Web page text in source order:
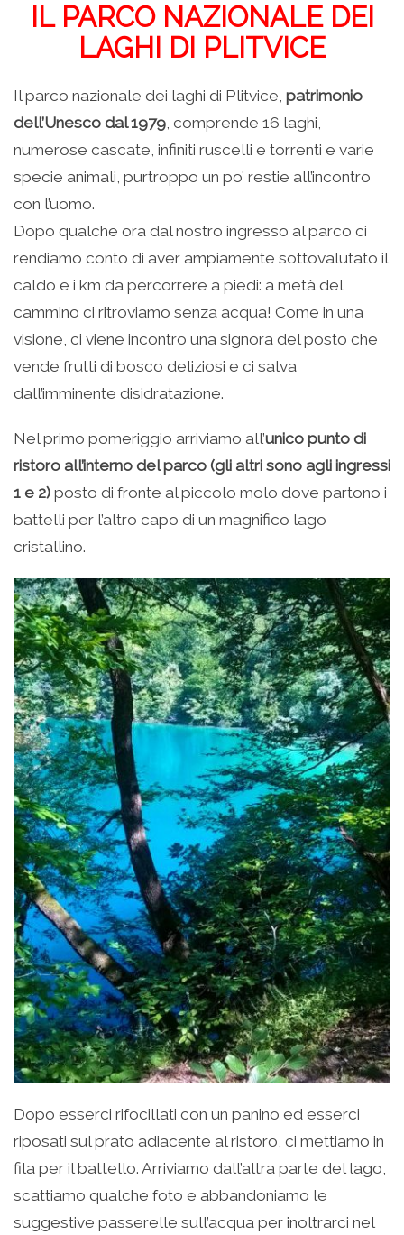
IL PARCO NAZIONALE DEI
LAGHI DI PLITVICE
Il parco nazionale dei laghi di Plitvice, patrimonio
dell’Unesco dal 1979, comprende 16 laghi,
numerose cascate, infiniti ruscelli e torrenti e varie
specie animali, purtroppo un po’ restie all’incontro
con l’uomo.
Dopo qualche ora dal nostro ingresso al parco ci
rendiamo conto di aver ampiamente sottovalutato il
caldo e i km da percorrere a piedi: a metà del
cammino ci ritroviamo senza acqua! Come in una
visione, ci viene incontro una signora del posto che
vende frutti di bosco deliziosi e ci salva
dall’imminente disidratazione.
Nel primo pomeriggio arriviamo all’unico punto di
ristoro all’interno del parco (gli altri sono agli ingressi
1 e 2) posto di fronte al piccolo molo dove partono i
battelli per l’altro capo di un magnifico lago
cristallino.
Dopo esserci rifocillati con un panino ed esserci
riposati sul prato adiacente al ristoro, ci mettiamo in
fila per il battello. Arriviamo dall’altra parte del lago,
scattiamo qualche foto e abbandoniamo le
suggestive passerelle sull’acqua per inoltrarci nel